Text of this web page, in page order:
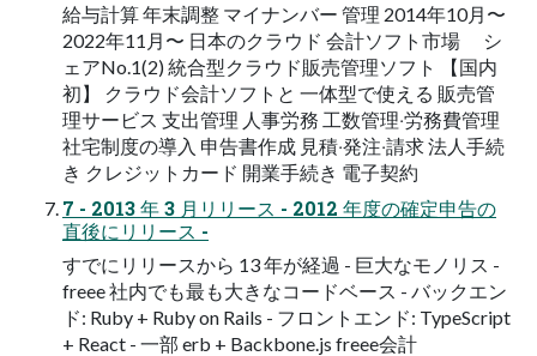
給与計算 年末調整 マイナンバー 管理 2014年10⽉〜
2022年11⽉〜 ⽇本のクラウド 会計ソフト市場 シ
ェアNo.1(2) 統合型クラウド販売管理ソフト 【国内
初】 クラウド会計ソフトと ⼀体型で使える 販売管
理サービス ⽀出管理 ⼈事労務 ⼯数管理‧労務費管理
社宅制度の導⼊ 申告書作成 ⾒積‧発注‧請求 法⼈⼿続
き クレジットカード 開業⼿続き 電⼦契約
7 - 2013 年 3 月リリース - 2012 年度の確定申告の
直後にリリース -
すでにリリースから 13 年が経過 - 巨大なモノリス -
freee 社内でも最も大きなコードベース - バックエン
ド: Ruby + Ruby on Rails - フロントエンド: TypeScript
+ React - 一部 erb + Backbone.js freee会計